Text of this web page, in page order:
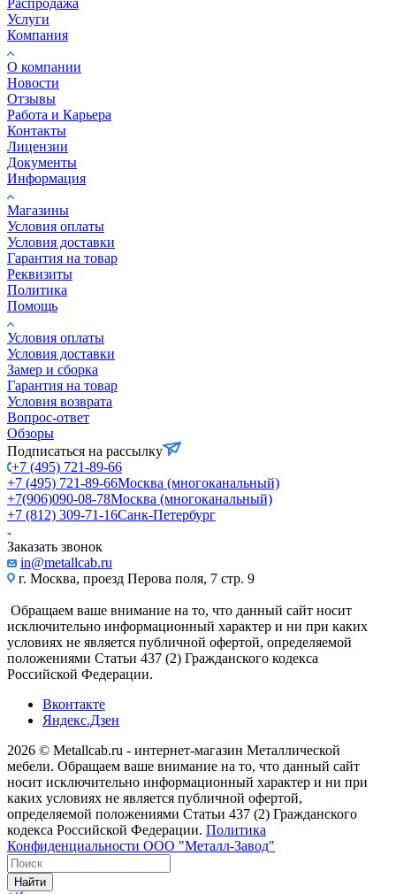
Услуги
Компания
О компании
Новости
Отзывы
Работа и Карьера
Контакты
Лицензии
Документы
Информация
Магазины
Условия оплаты
Условия доставки
Гарантия на товар
Реквизиты
Политика
Помощь
Условия оплаты
Условия доставки
Замер и сборка
Гарантия на товар
Условия возврата
Вопрос-ответ
Обзоры
Подписаться на рассылку
+7 (495) 721-89-66
+7 (495) 721-89-66Москва (многоканальный)
+7(906)090-08-78Москва (многоканальный)
+7 (812) 309-71-16Санк-Петербург
Заказать звонок
in@metallcab.ru
г. Москва, проезд Перова поля, 7 стр. 9
Обращаем ваше внимание на то, что данный сайт носит
исключительно информационный характер и ни при каких
условиях не является публичной офертой, определяемой
положениями Статьи 437 (2) Гражданского кодекса
Российской Федерации.
Вконтакте
Яндекс.Дзен
2026 © Metallcab.ru - интернет-магазин Металлической
мебели. Обращаем ваше внимание на то, что данный сайт
носит исключительно информационный характер и ни при
каких условиях не является публичной офертой,
определяемой положениями Статьи 437 (2) Гражданского
кодекса Российской Федерации. Политика
Конфиденциальности ООО "Металл-Завод"
Найти